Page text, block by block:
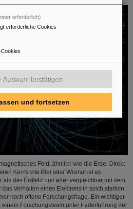
Feld, ähnlich wie die Erde. Direkt
Kerns wie Blei oder Wismut ist es
das Erdfeld und eher vergleichbar mit dem
Verhalten eines Elektrons in solch starken
noch offene Forschungsfrage. Ein wichtiger
Forschungsteam unter Federführung der
erforderlich)
erforderliche Cookies
Auswahl bestätigen
und fortsetzen